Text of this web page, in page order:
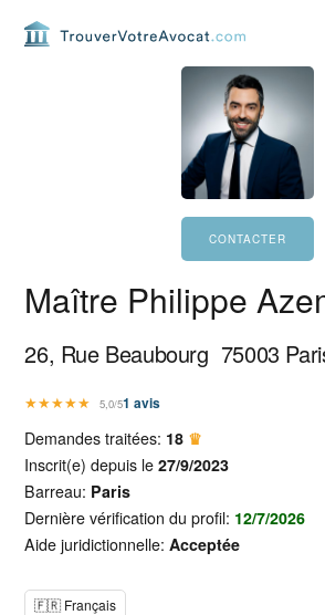
Maître Philippe
26, Rue Beaubourg 75003
★★★★★ 5,0/51 avis
Demandes traitées: 18 ♛
Inscrit(e) depuis le27/9/2023
Barreau: Paris
Dernière vérification du profil: 12/7/2026
Aide juridictionnelle:Acceptée
🇫🇷 Français